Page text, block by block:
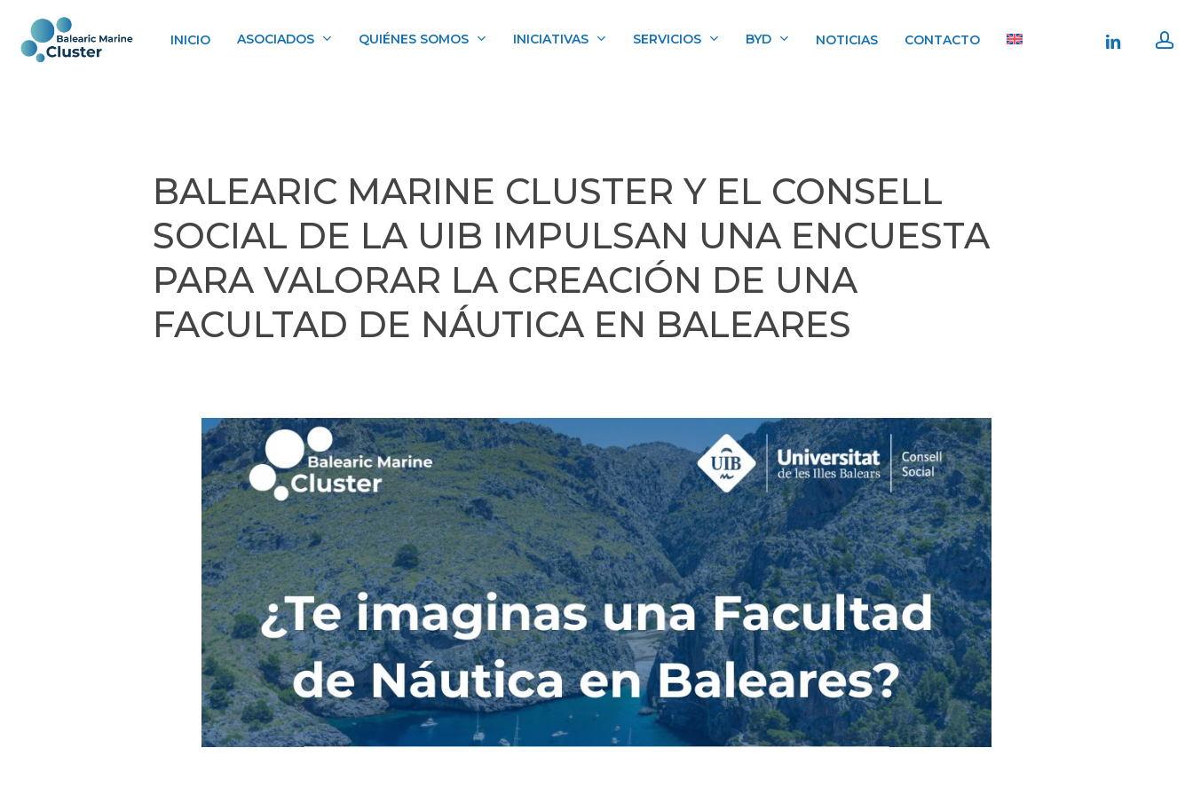
main
INICIO ASOCIADOS QUIÉNES SOMOS INICIATIVAS SERVICIOS BYD NOTICIAS CONTACTO linkedin
BALEARIC MARINE CLUSTER Y EL CONSELL
SOCIAL DE LA UIB IMPULSAN UNA ENCUESTA
PARA VALORAR LA CREACIÓN DE UNA
FACULTAD DE NÁUTICA EN BALEARES